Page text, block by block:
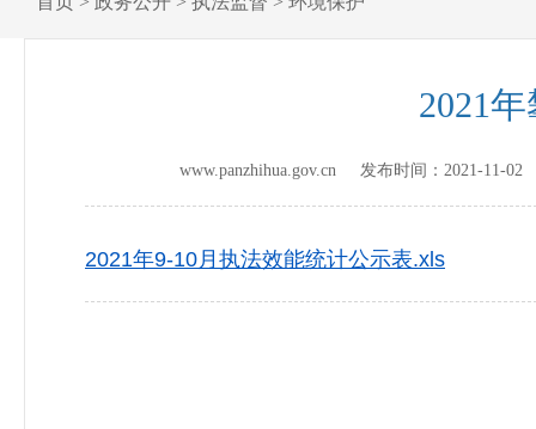
2021
www.panzhihua.gov.cn 发布时间： 2021-11-02
2021年9-10月执法效能统计公示表.xls